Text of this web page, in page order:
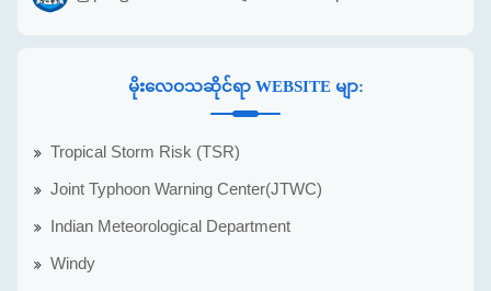
မိုးလေဝသဆိုင်ရာ WEBSITE မျာ:
Tropical Storm Risk (TSR)
Joint Typhoon Warning Center(JTWC)
Indian Meteorological Department
Windy